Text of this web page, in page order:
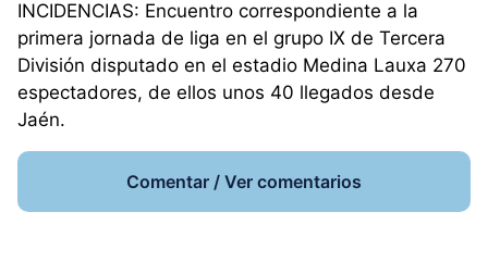
INCIDENCIAS: Encuentro correspondiente a la
primera jornada de liga en el grupo IX de Tercera
División disputado en el estadio Medina Lauxa 270
espectadores, de ellos unos 40 llegados desde
Jaén.
Comentar / Ver comentarios